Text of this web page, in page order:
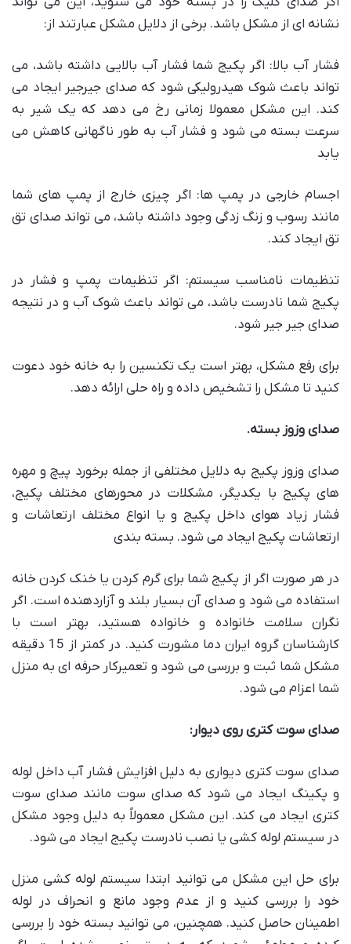
نشانه ای از مشکل باشد. برخی از دلایل مشکل عبارتند از:
فشار آب بالا: اگر پکیج شما فشار آب بالایی داشته باشد، می
تواند باعث شوک هیدرولیکی شود که صدای جیرجیر ایجاد می
کند. این مشکل معمولا زمانی رخ می دهد که یک شیر به
سرعت بسته می شود و فشار آب به طور ناگهانی کاهش می
یابد
اجسام خارجی در پمپ ها: اگر چیزی خارج از پمپ های شما
مانند رسوب و زنگ زدگی وجود داشته باشد، می تواند صدای تق
تق ایجاد کند.
تنظیمات نامناسب سیستم: اگر تنظیمات پمپ و فشار در
پکیج شما نادرست باشد، می تواند باعث شوک آب و در نتیجه
صدای جیر جیر شود.
برای رفع مشکل، بهتر است یک تکنسین را به خانه خود دعوت
کنید تا مشکل را تشخیص داده و راه حلی ارائه دهد.
صدای وزوز بسته.
صدای وزوز پکیج به دلایل مختلفی از جمله برخورد پیچ ​​و مهره
های پکیج با یکدیگر، مشکلات در محورهای مختلف پکیج،
فشار زیاد هوای داخل پکیج و یا انواع مختلف ارتعاشات و
ارتعاشات پکیج ایجاد می شود. بسته بندی
در هر صورت اگر از پکیج شما برای گرم کردن یا خنک کردن خانه
استفاده می شود و صدای آن بسیار بلند و آزاردهنده است. اگر
نگران سلامت خانواده و خانواده هستید، بهتر است با
کارشناسان گروه ایران دما مشورت کنید. در کمتر از 15 دقیقه
مشکل شما ثبت و بررسی می شود و تعمیرکار حرفه ای به منزل
شما اعزام می شود.
صدای سوت کتری روی دیوار:
صدای سوت کتری دیواری به دلیل افزایش فشار آب داخل لوله
و پکینگ ایجاد می شود که صدای سوت مانند صدای سوت
کتری ایجاد می کند. این مشکل معمولاً به دلیل وجود مشکل
در سیستم لوله کشی یا نصب نادرست پکیج ایجاد می شود.
برای حل این مشکل می توانید ابتدا سیستم لوله کشی منزل
خود را بررسی کنید و از عدم وجود مانع و انحراف در لوله
اطمینان حاصل کنید. همچنین، می توانید بسته خود را بررسی